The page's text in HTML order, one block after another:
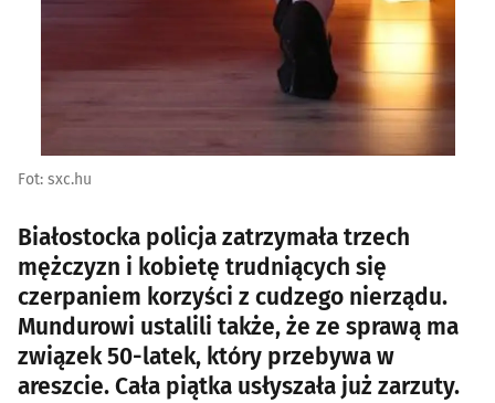
Fot: sxc.hu
Białostocka policja zatrzymała trzech
mężczyzn i kobietę trudniących się
czerpaniem korzyści z cudzego nierządu.
Mundurowi ustalili także, że ze sprawą ma
związek 50-latek, który przebywa w
areszcie. Cała piątka usłyszała już zarzuty.